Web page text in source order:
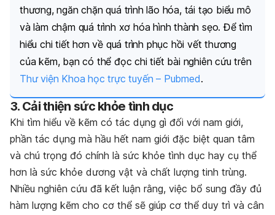
thương, ngăn chặn quá trình lão hóa, tái tạo biểu mô
và làm chậm quá trình xơ hóa hình thành sẹo. Để tìm
hiểu chi tiết hơn về quá trình phục hồi vết thương
của kẽm, bạn có thể đọc chi tiết bài nghiên cứu trên
Thư viện Khoa học trực tuyến – Pubmed.
3. Cải thiện sức khỏe tình dục
Khi tìm hiểu về kẽm có tác dụng gì đối với nam giới,
phần tác dụng mà hầu hết nam giới đặc biệt quan tâm
và chú trọng đó chính là sức khỏe tình dục hay cụ thể
hơn là sức khỏe dương vật và chất lượng tinh trùng.
Nhiều nghiên cứu đã kết luận rằng, việc bổ sung đầy đủ
hàm lượng kẽm cho cơ thể sẽ giúp cơ thể duy trì và cân